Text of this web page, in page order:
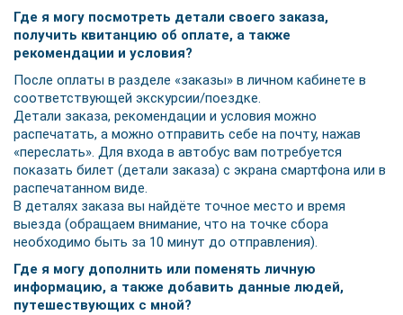
Где я могу посмотреть детали своего заказа,
получить квитанцию об оплате, а также
рекомендации и условия?
После оплаты в разделе «заказы» в личном кабинете в
соответствующей экскурсии/поездке.
Детали заказа, рекомендации и условия можно
распечатать, а можно отправить себе на почту, нажав
«переслать». Для входа в автобус вам потребуется
показать билет (детали заказа) с экрана смартфона или в
распечатанном виде.
В деталях заказа вы найдёте точное место и время
выезда (обращаем внимание, что на точке сбора
необходимо быть за 10 минут до отправления).
Где я могу дополнить или поменять личную
информацию, а также добавить данные людей,
путешествующих с мной?